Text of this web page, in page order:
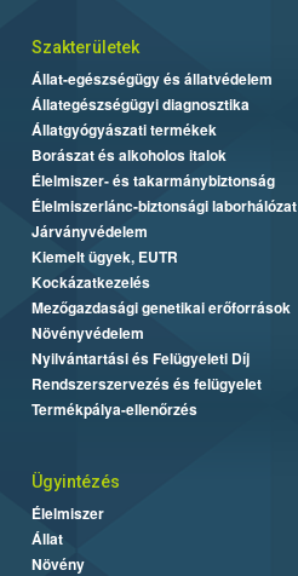
Szakterületek
Állat-egészségügy és állatvédelem
Állategészségügyi diagnosztika
Állatgyógyászati termékek
Borászat és alkoholos italok
Élelmiszer- és takarmánybiztonság
Élelmiszerlánc-biztonsági laborhálózat
Járványvédelem
Kiemelt ügyek, EUTR
Kockázatkezelés
Mezőgazdasági genetikai erőforrások
Növényvédelem
Nyilvántartási és Felügyeleti Díj
Rendszerszervezés és felügyelet
Termékpálya-ellenőrzés
Ügyintézés
Élelmiszer
Állat
Növény